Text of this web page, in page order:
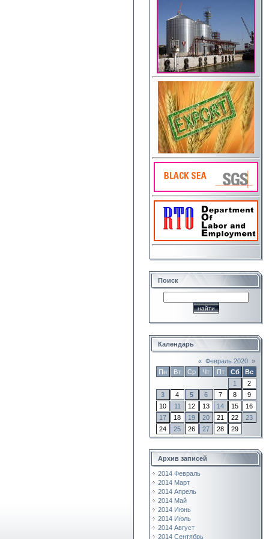
Поиск
Календарь
« Февраль 2020 »
Пн
Вт Ср Чт Пт Сб
Вс
1
2
3
4 5 6 7 8
9
10
11 12 13 14 15
16
17
18 19 20 21 22
23
24
25 26 27 28 29
Архив записей
2014 Февраль
2014 Март
2014 Апрель
2014 Май
2014 Июнь
2014 Июль
2014 Август
2014 Сентябрь